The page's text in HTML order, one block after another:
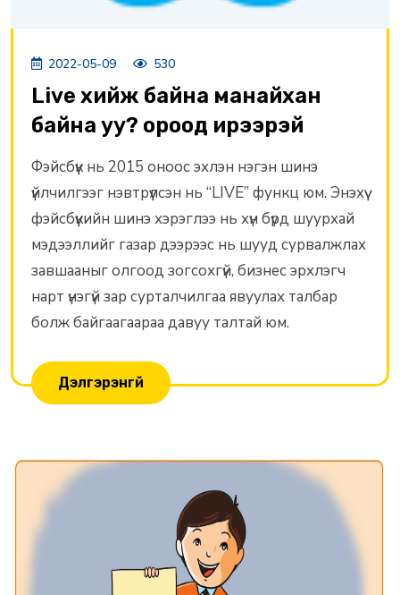
2022-05-09 530
Live хийж байна манайхан
байна уу? ороод ирээрэй
Фэйсбүүк нь 2015 оноос эхлэн нэгэн шинэ
үйлчилгээг нэвтрүүлсэн нь “LIVE” функц юм. Энэхүү
фэйсбүүкийн шинэ хэрэглээ нь хүн бүрд шуурхай
мэдээллийг газар дээрээс нь шууд сурвалжлах
завшааныг олгоод зогсохгүй, бизнес эрхлэгч
нарт үнэгүй зар сурталчилгаа явуулах талбар
болж байгаагаараа давуу талтай юм.
Дэлгэрэнгүй